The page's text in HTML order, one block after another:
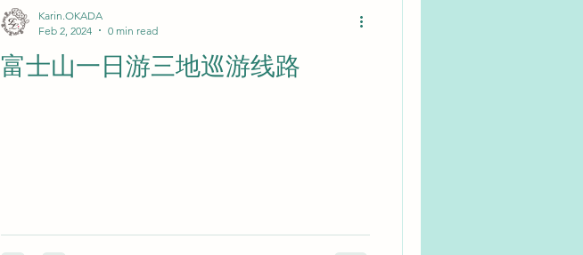
富士山一日游三地巡游线路
Karin.OKADA
Feb 2, 2024
0 min read